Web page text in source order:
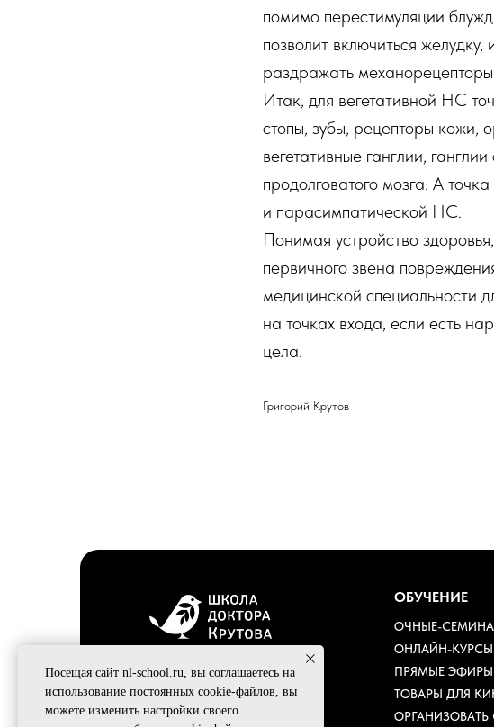
Посещая сайт nl-school.ru, вы соглашаетесь на
использование постоянных cookie-файлов, вы
можете изменить настройки своего
помимо перестимуляции
позволит включиться
раздражать
Итак, для вегетативной НС
стопы, зубы, рецепторы кожи,
вегетативные ганглии,
продолговатого мозга. А
и парасимпатической НС.
Понимая устройство
первичного звена
медицинской специальности
на точках входа, если есть
цела.
Григорий Крутов
ОБУЧЕНИЕ
ОЧНЫЕ-
ОНЛАЙН-КУРСЫ
ПРЯМЫЕ ЭФИРЫ
ТОВАРЫ ДЛЯ